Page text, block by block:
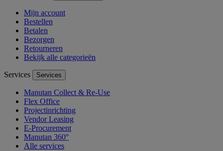
Mijn account
Bestellen
Betalen
Bezorgen
Retourneren
Bekijk alle categorieën
Services Services
Manutan Collect & Re-Use
Flex Office
Projectinrichting
Vendor Leasing
E-Procurement
Manutan 360°
Alle services